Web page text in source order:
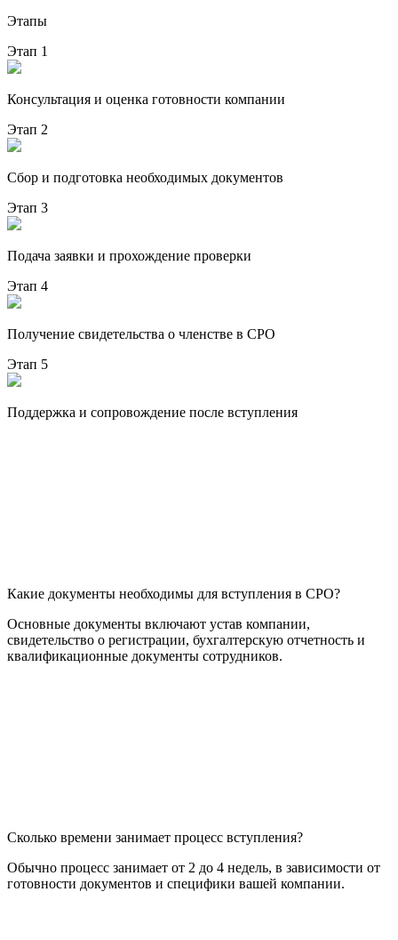
Этапы
Этап 1
Консультация и оценка готовности компании
Этап 2
Сбор и подготовка необходимых документов
Этап 3
Подача заявки и прохождение проверки
Этап 4
Получение свидетельства о членстве в СРО
Этап 5
Поддержка и сопровождение после вступления
Какие документы необходимы для вступления в СРО?
Основные документы включают устав компании,
свидетельство о регистрации, бухгалтерскую отчетность и
квалификационные документы сотрудников.
Сколько времени занимает процесс вступления?
Обычно процесс занимает от 2 до 4 недель, в зависимости от
готовности документов и специфики вашей компании.